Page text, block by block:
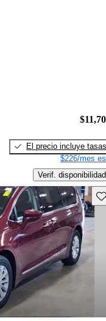
El precio incluye tasas
$226/mes
Verif. disponibilidad